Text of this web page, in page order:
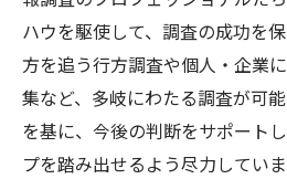
ハウを駆使して、調査の成功を
方を追う行方調査や個人・企業
集など、多岐にわたる調査が可
を基に、今後の判断をサポート
プを踏み出せるよう尽力してい